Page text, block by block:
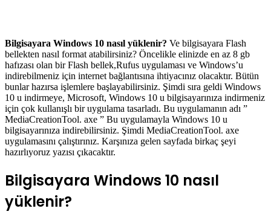
Bilgisayara Windows 10 nasıl yüklenir? Ve bilgisayara Flash
bellekten nasıl format atabilirsiniz? Öncelikle elinizde en az 8 gb
hafızası olan bir Flash bellek,Rufus uygulaması ve Windows’u
indirebilmeniz için internet bağlantısına ihtiyacınız olacaktır. Bütün
bunlar hazırsa işlemlere başlayabilirsiniz. Şimdi sıra geldi Windows
10 u indirmeye, Microsoft, Windows 10 u bilgisayarınıza indirmeniz
için çok kullanışlı bir uygulama tasarladı. Bu uygulamanın adı ”
MediaCreationTool. axe ” Bu uygulamayla Windows 10 u
bilgisayarınıza indirebilirsiniz. Şimdi MediaCreationTool. axe
uygulamasını çalıştırınız. Karşınıza gelen sayfada birkaç şeyi
hazırlıyoruz yazısı çıkacaktır.
Bilgisayara Windows 10 nasıl
yüklenir?